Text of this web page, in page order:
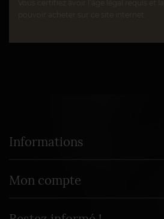
Informations
Mon compte